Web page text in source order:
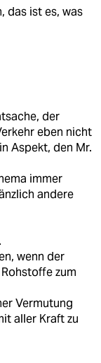
das ist es, was
der
eben nicht
Aspekt, den Mr.
immer
andere
wenn der
zum
Vermutung
aller Kraft zu